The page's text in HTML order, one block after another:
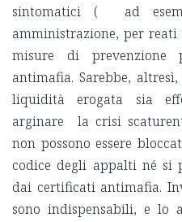
sintomatici ( ad
amministrazione, per
misure di prevenzione
antimafia. Sarebbe,
liquidità erogata sia
arginare la crisi
non possono essere
codice degli appalti né si
dai certificati antimafia.
sono indispensabili, e lo